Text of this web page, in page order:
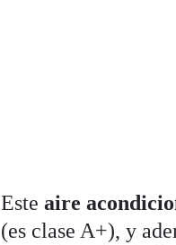
Este aire
(es clase A+), y